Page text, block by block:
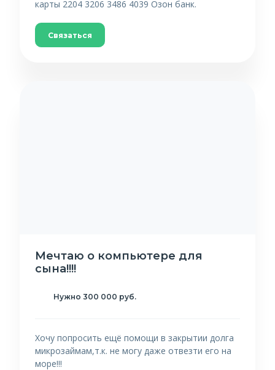
карты 2204 3206 3486 4039 Озон банк.
Связаться
Мечтаю о компьютере для
сына!!!!
Нужно 300 000 руб.
Хочу попросить ещё помощи в закрытии долга
микрозаймам,т.к. не могу даже отвезти его на
море!!!